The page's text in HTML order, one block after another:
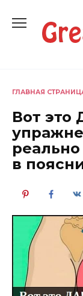
содержанию
ГЛАВНАЯ
Вот это
в